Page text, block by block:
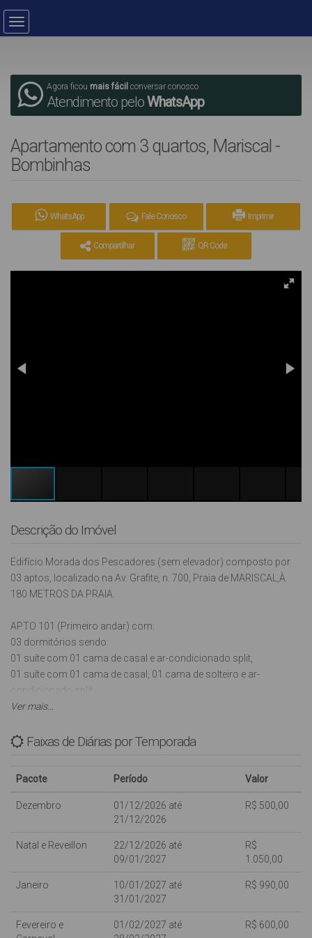
Agora ficou mais fácil conversar conosco
Atendimento peloWhatsApp
Apartamento com 3 quartos, Mariscal -
Bombinhas
WhatsApp Fale Conosco Imprimir
Compartilhar QR Code
Descrição do Imóvel
Edifício Morada dos Pescadores (sem elevador) composto por
03 aptos, localizado na Av. Grafite, n. 700, Praia de MARISCAL,À
180 METROS DA PRAIA.
APTO 101 (Primeiro andar) com:
03 dormitórios sendo:
01 suíte com 01 cama de casal e ar-condicionado split,
01 suíte com 01 cama de casal, 01 cama de solteiro e ar-
condicionado split,
01 dormitório com 01 cama de casal e ar-condicionado split,
Sala com Tv (Antena Parabólica),
01 máquina de Lavar roupas tanquinho (semi-automática),
INTERNET WI-FI (sujeito a oscilações e indisponibilidades,
INCLUSA NO VALOR DA DIÁRIA),
Aceita-se Animais de estimação de pequeno porte.
Com capacidade para: 07 pessoas.
Crianças de qualquer idade são bem vindas, porém dentro da
Ver mais...
Faixas de Diárias por Temporada
Pacote Período Valor
Dezembro
01/12/2026 até
21/12/2026
R$ 500,00
Natal e Reveillon
22/12/2026 até
09/01/2027
R$
1.050,00
Janeiro
10/01/2027 até
31/01/2027
R$ 990,00
Fevereiro e
01/02/2027 até
R$ 600,00